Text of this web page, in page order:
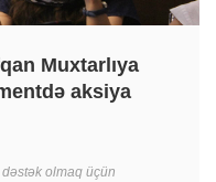
Muxtarlıya
aksiya
olmaq üçün